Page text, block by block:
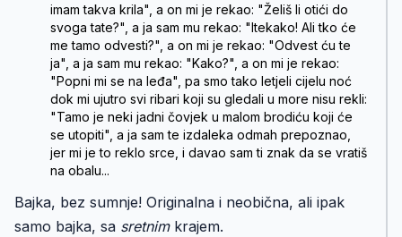
imam takva krila", a on mi je rekao: "Želiš li otići do
svoga tate?", a ja sam mu rekao: "Itekako! Ali tko će
me tamo odvesti?", a on mi je rekao: "Odvest ću te
ja", a ja sam mu rekao: "Kako?", a on mi je rekao:
"Popni mi se na leđa", pa smo tako letjeli cijelu noć
dok mi ujutro svi ribari koji su gledali u more nisu rekli:
"Tamo je neki jadni čovjek u malom brodiću koji će
se utopiti", a ja sam te izdaleka odmah prepoznao,
jer mi je to reklo srce, i davao sam ti znak da se vratiš
na obalu...
Bajka, bez sumnje! Originalna i neobična, ali ipak
samo bajka, sa sretnimkrajem.